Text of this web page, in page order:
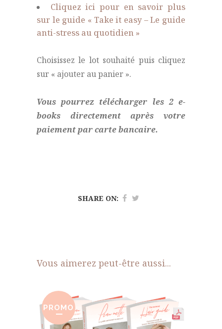
Cliquez ici pour en savoir plus
sur le guide « Take it easy – Le guide
anti-stress au quotidien »
Choisissez le lot souhaité puis cliquez
sur « ajouter au panier ».
Vous pourrez télécharger les 2 e-
books directement après votre
paiement par carte bancaire.
SHARE ON:
Vous aimerez peut-être aussi...
PROMO